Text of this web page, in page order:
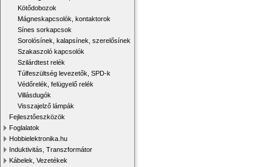
Kötődobozok
Mágneskapcsolók, kontaktorok
Sínes sorkapcsok
Sorolósínek, kalapsínek, szerelősínek
Szakaszoló kapcsolók
Szilárdtest relék
Túlfeszültség levezetők, SPD-k
Védőrelék, felügyelő relék
Villásdugók
Visszajelző lámpák
Fejlesztőeszközök
Foglalatok
Hobbielektronika.hu
Induktivitás, Transzformátor
Kábelek, Vezetékek